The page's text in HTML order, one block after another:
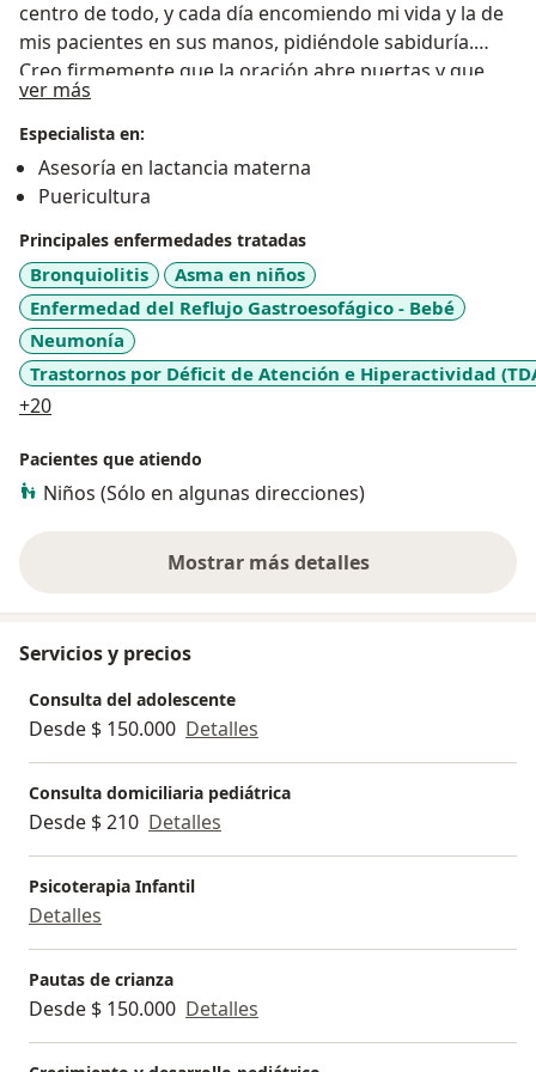
centro de todo, y cada día encomiendo mi vida y la de
mis pacientes en sus manos, pidiéndole sabiduría.
Creo firmemente que la oración abre puertas y que,
con fe, todo es posible.
ver más
Especialista en:
Asesoría en lactancia materna
Puericultura
Principales enfermedades tratadas
Bronquiolitis
Asma en niños
Enfermedad del Reflujo Gastroesofágico - Bebé
Neumonía
Trastornos por Déficit de Atención e Hiperactividad
+20a11y_sr_more_diseases
Pacientes que atiendo
Niños (Sólo en algunas direcciones)
Mostrar más detalles
sobre la experiencia
Servicios y precios
Consulta del adolescente
Desde $ 150.000 Detalles
Consulta domiciliaria pediátrica
Desde $ 210 Detalles
Psicoterapia Infantil
Detalles
Pautas de crianza
Desde $ 150.000 Detalles